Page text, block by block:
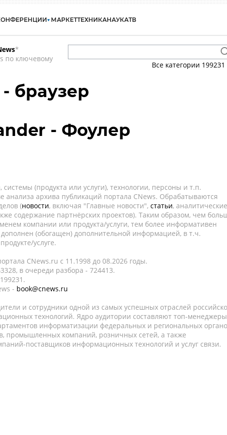
МАРКЕТТЕХНИКАНАУКАТВ
*
по ключевому
Все категории 199231
браузер
- Фоулер
(продукта или услуги), технологии, персоны и т.п.
анализа архива публикаций портала CNews. Обрабатываются
(новости, включая "Главные новости", статьи, аналитические
содержание партнёрских проектов). Таким образом, чем
компании или продукта/услуги, тем более информативен
(обогащен) дополнительной информацией, в т.ч.
услуге.
CNews.ru c 11.1998 до 08.2026 годы.
в очереди разбора - 724413.
- book@cnews.ru
и сотрудники одной из самых успешных отраслей
технологий. Ядро аудитории составляют топ-
информатизации федеральных и региональных
промышленных компаний, розничных сетей, а также
поставщиков информационных технологий и услуг связи.